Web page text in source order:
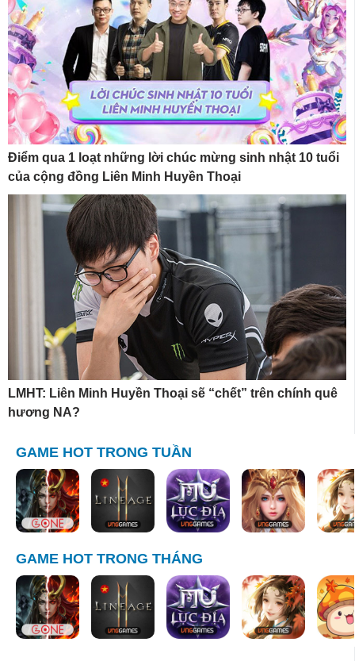
Điểm qua 1 loạt những lời chúc mừng sinh nhật 10 tuổi
của cộng đồng Liên Minh Huyền Thoại
LMHT: Liên Minh Huyền Thoại sẽ “chết” trên chính quê
hương NA?
GAME HOT TRONG TUẦN
GAME HOT TRONG THÁNG